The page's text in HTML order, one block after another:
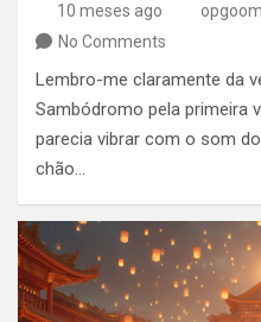
10 meses ago
No Comments
Lembro-me claramente da
Sambódromo pela primeira
parecia vibrar com o som
chão…